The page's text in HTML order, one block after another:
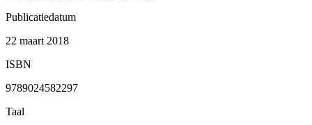
Publicatiedatum
22 maart 2018
ISBN
9789024582297
Taal